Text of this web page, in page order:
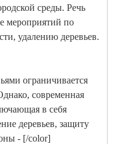
среды. Речь
мероприятий по
удалению деревьев.
ограничивается
современная
в себя
деревьев, защиту
- [/color]